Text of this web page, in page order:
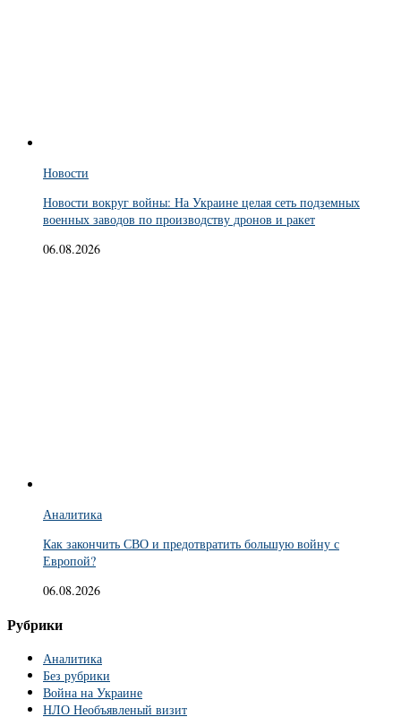
Новости
Новости вокруг войны: На Украине целая сеть подземных
военных заводов по производству дронов и ракет
06.08.2026
Аналитика
Как закончить СВО и предотвратить большую войну с
Европой?
06.08.2026
Рубрики
Аналитика
Без рубрики
Война на Украине
НЛО Необъявленый визит